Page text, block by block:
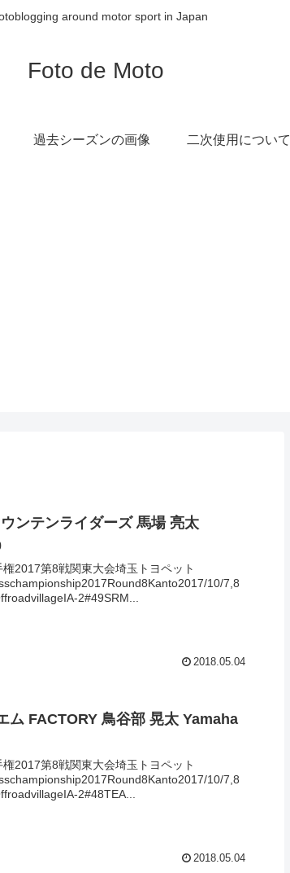
around motor sport in Japan
Foto de Moto
過去シーズンの画像 二次使用について
ンテンライダーズ 馬場 亮太
2017第8戦関東大会埼玉トヨペット
10/7,8
2#49SRM...
2018.05.04
ム FACTORY 鳥谷部 晃太 Yamaha
2017第8戦関東大会埼玉トヨペット
10/7,8
2#48TEA...
2018.05.04